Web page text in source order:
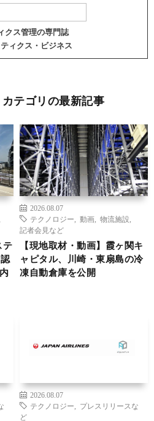
クス管理の専門誌
ィクス・ビジネス
カテゴリの最新記事
テ
2026.08.07
テクノロジー
動画 物流施設
記者会見など
【現地取材・動画】霞ヶ関キ
ャピタル、川崎・東扇島の冷
凍自動倉庫を公開
2026.08.07
テクノロジー
プレスリリースな
ど